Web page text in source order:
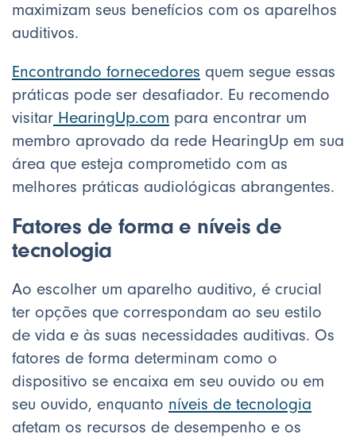
maximizam seus benefícios com os aparelhos
auditivos.
Encontrando fornecedores quem segue essas
práticas pode ser desafiador. Eu recomendo
visitar HearingUp.com para encontrar um
membro aprovado da rede HearingUp em sua
área que esteja comprometido com as
melhores práticas audiológicas abrangentes.
Fatores de forma e níveis de
tecnologia
Ao escolher um aparelho auditivo, é crucial
ter opções que correspondam ao seu estilo
de vida e às suas necessidades auditivas. Os
fatores de forma determinam como o
dispositivo se encaixa em seu ouvido ou em
seu ouvido, enquanto níveis de tecnologia
afetam os recursos de desempenho e os